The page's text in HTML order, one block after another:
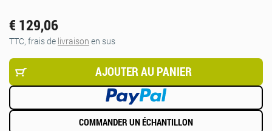
€ 129,06
TTC, frais de livraison en sus
AJOUTER AU PANIER
COMMANDER UN ÉCHANTILLON